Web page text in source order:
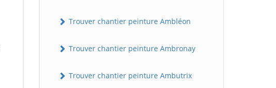
Trouver chantier peinture Ambléon
Trouver chantier peinture Ambronay
Trouver chantier peinture Ambutrix